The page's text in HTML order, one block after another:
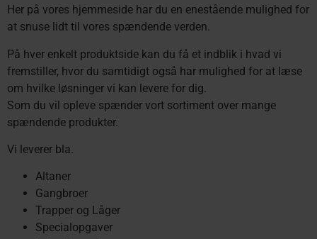
Her på vores hjemmeside har du en enestående mulighed for
at snuse lidt til vores spændende verden.
På hver enkelt produktside kan du få et indblik i hvad vi
fremstiller, hvor du samtidigt også har mulighed for at læse
om hvilke løsninger vi kan levere for dig.
Som du vil opleve spænder vort sortiment over mange
spændende produkter.
Vi leverer bla.
Altaner
Gangbroer
Trapper og Låger
Specialopgaver